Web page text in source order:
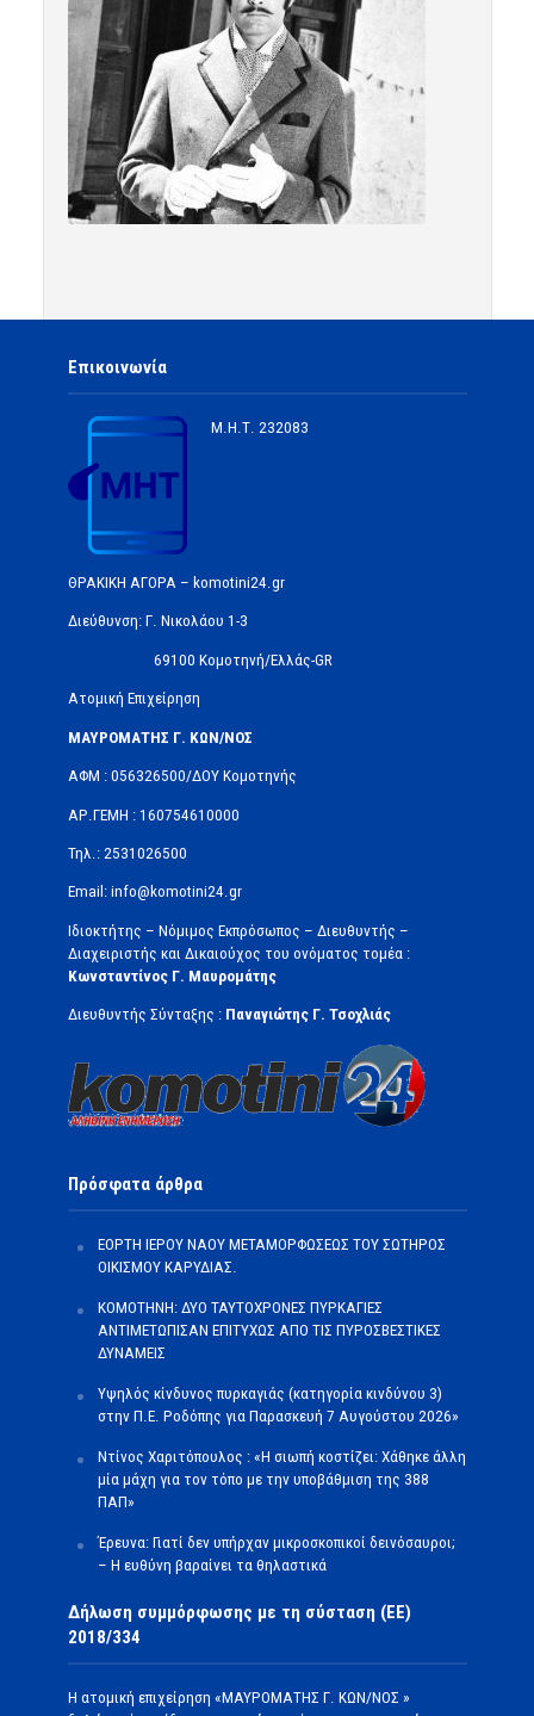
Επικοινωνία
Μ.Η.Τ. 232083
ΘΡΑΚΙΚΗ ΑΓΟΡΑ – komotini24.gr
Διεύθυνση: Γ. Νικολάου 1-3
69100 Κομοτηνή/Ελλάς-GR
Ατομική Επιχείρηση
ΜΑΥΡΟΜΑΤΗΣ Γ. ΚΩΝ/ΝΟΣ
ΑΦΜ : 056326500/ΔOΥ Κομοτηνής
ΑΡ.ΓΕΜΗ : 160754610000
Τηλ.: 2531026500
Email: info@komotini24.gr
Ιδιοκτήτης – Νόμιμος Εκπρόσωπος – Διευθυντής –
Διαχειριστής και Δικαιούχος του ονόματος τομέα :
Κωνσταντίνος Γ. Μαυρομάτης
Διευθυντής Σύνταξης : Παναγιώτης Γ. Τσοχλιάς
Πρόσφατα άρθρα
ΕΟΡΤΗ ΙΕΡΟΥ ΝΑΟΥ ΜΕΤΑΜΟΡΦΩΣΕΩΣ ΤΟΥ ΣΩΤΗΡΟΣ
ΟΙΚΙΣΜΟΥ ΚΑΡΥΔΙΑΣ.
ΚΟΜΟΤΗΝΗ: ΔΥΟ ΤΑΥΤΟΧΡΟΝΕΣ ΠΥΡΚΑΓΙΕΣ
ΑΝΤΙΜΕΤΩΠΙΣΑΝ ΕΠΙΤΥΧΩΣ ΑΠΟ ΤΙΣ ΠΥΡΟΣΒΕΣΤΙΚΕΣ
ΔΥΝΑΜΕΙΣ
Υψηλός κίνδυνος πυρκαγιάς (κατηγορία κινδύνου 3)
στην Π.Ε. Ροδόπης για Παρασκευή 7 Αυγούστου 2026»
Ντίνος Χαριτόπουλος : «Η σιωπή κοστίζει: Χάθηκε άλλη
μία μάχη για τον τόπο με την υποβάθμιση της 388
ΠΑΠ»
Έρευνα: Γιατί δεν υπήρχαν μικροσκοπικοί δεινόσαυροι;
– Η ευθύνη βαραίνει τα θηλαστικά
Δήλωση συμμόρφωσης με τη σύσταση (ΕΕ)
2018/334
Η ατομική επιχείρηση «ΜΑΥΡΟΜΑΤΗΣ Γ. ΚΩΝ/ΝΟΣ »